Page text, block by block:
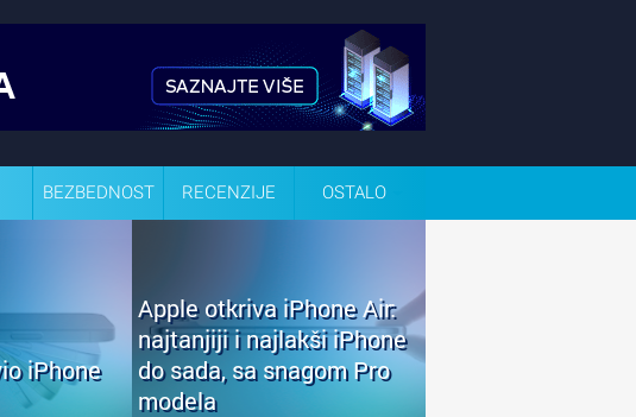
BEZBEDNOST RECENZIJE OSTALO
iPhone
Apple otkriva iPhone Air:
najtanjiji i najlakši iPhone
do sada, sa snagom Pro
modela